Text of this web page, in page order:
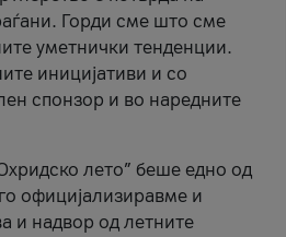
Горди сме што сме
уметнички тенденции.
иницијативи и со
спонзор и во наредните
лето” беше едно од
официјализиравме и
и надвор од летните